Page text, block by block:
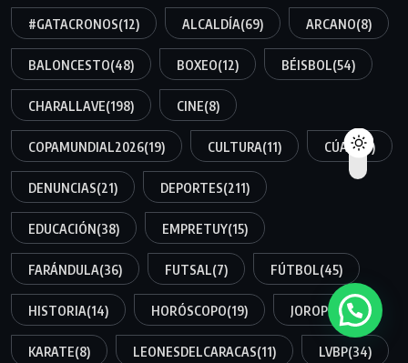
#GATACRONOS(12) ALCALDÍA(69) ARCANO(8)
BALONCESTO(48) BOXEO(12) BÉISBOL(54)
CHARALLAVE(198) CINE(8)
COPAMUNDIAL2026(19) CULTURA(11) CÚA (158)
DENUNCIAS(21) DEPORTES(211)
EDUCACIÓN(38) EMPRETUY(15)
FARÁNDULA(36) FUTSAL(7) FÚTBOL(45)
HISTORIA(14) HORÓSCOPO(19) JOROPO (34)
KARATE(8) LEONESDELCARACAS(11) LVBP(34)